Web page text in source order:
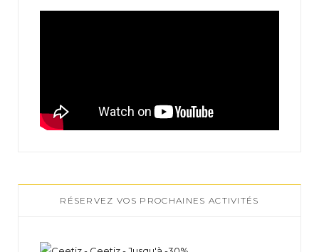
RÉSERVEZ VOS PROCHAINES ACTIVITÉS